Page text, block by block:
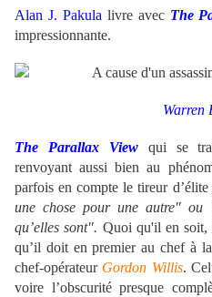
Alan J. Pakula livre avec The
impressionnante.
Warren
The Parallax Viewqui se
renvoyant aussi bien au
parfois en compte le tireur d’élite
une chose pour une autre" ou
qu’elles sont". Quoi qu'il en soit,
qu’il doit en premier au chef à
chef-opérateur Gordon Willis.
voire l’obscurité presque